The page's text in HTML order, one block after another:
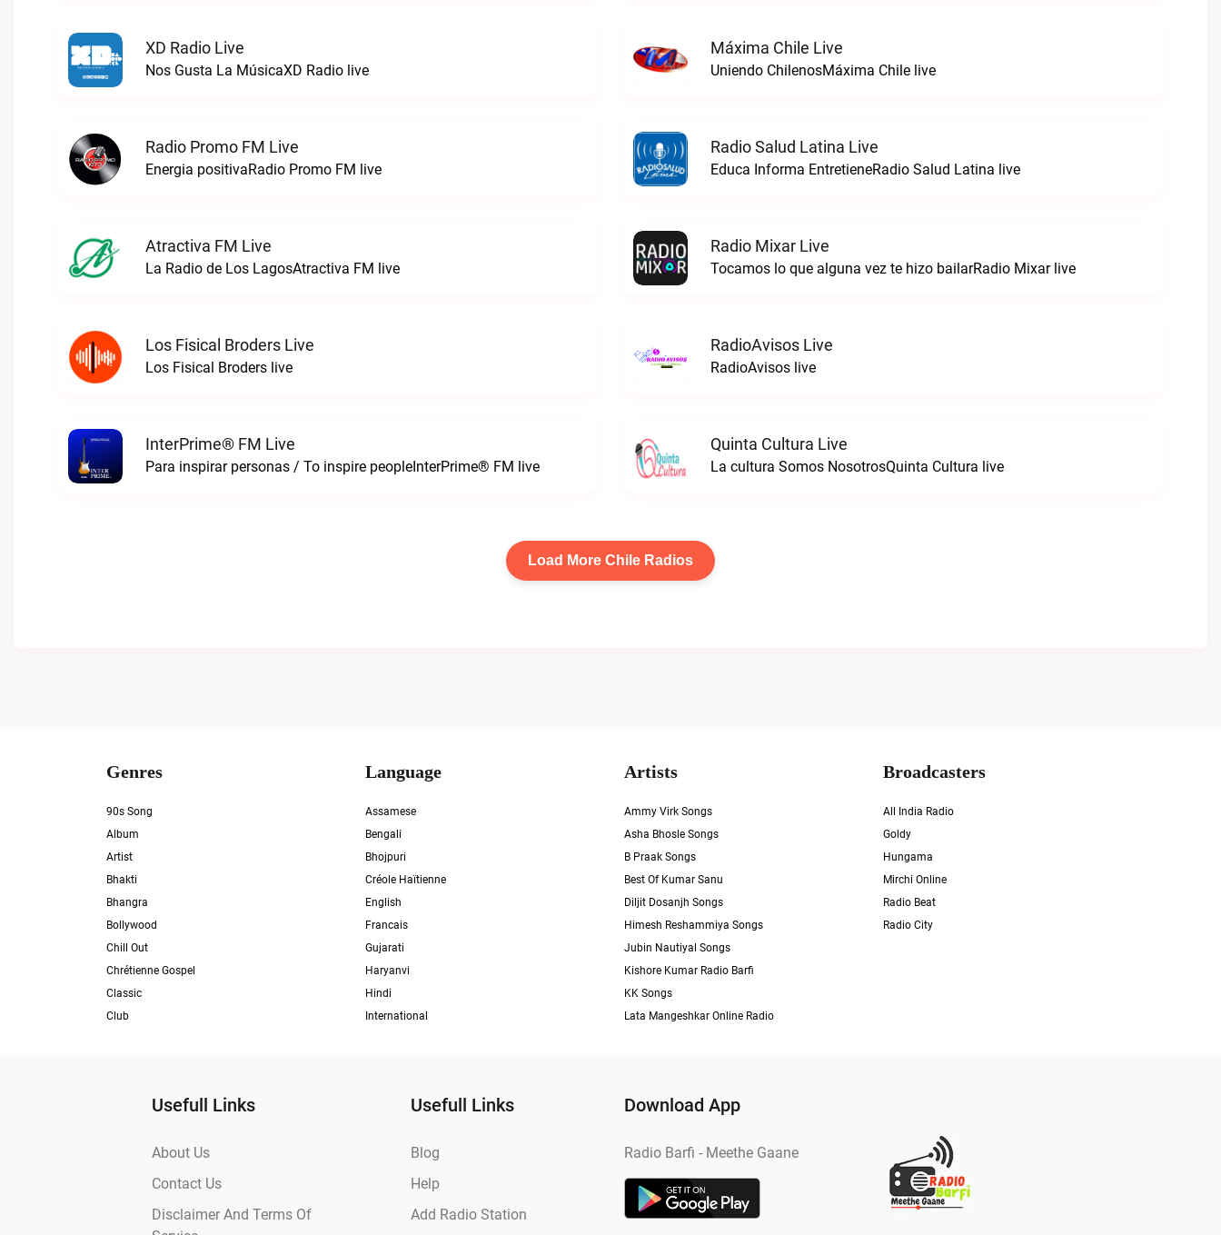
XD Radio Live
Nos Gusta La MúsicaXD Radio live
Máxima Chile Live
Uniendo ChilenosMáxima Chile live
Radio Promo FM Live
Energia positivaRadio Promo FM live
Radio Salud Latina Live
Educa Informa EntretieneRadio Salud Latina live
Atractiva FM Live
La Radio de Los LagosAtractiva FM live
Radio Mixar Live
Tocamos lo que alguna vez te hizo bailarRadio Mixar live
Los Fisical Broders Live
Los Fisical Broders live
RadioAvisos Live
RadioAvisos live
InterPrime® FM Live
Para inspirar personas / To inspire peopleInterPrime® FM live
Quinta Cultura Live
La cultura Somos NosotrosQuinta Cultura live
Load More Chile Radios
Genres
90s Song
Album
Artist
Bhakti
Bhangra
Bollywood
Chill Out
Chrétienne Gospel
Classic
Club
Language
Assamese
Bengali
Bhojpuri
Créole Haïtienne
English
Francais
Gujarati
Haryanvi
Hindi
International
Artists
Ammy Virk Songs
Asha Bhosle Songs
B Praak Songs
Best Of Kumar Sanu
Diljit Dosanjh Songs
Himesh Reshammiya Songs
Jubin Nautiyal Songs
Kishore Kumar Radio Barfi
KK Songs
Lata Mangeshkar Online Radio
Broadcasters
All India Radio
Goldy
Hungama
Mirchi Online
Radio Beat
Radio City
Usefull Links
About Us
Contact Us
Disclaimer And Terms Of
Usefull Links
Blog
Help
Add Radio Station
Download App
Radio Barfi - Meethe Gaane